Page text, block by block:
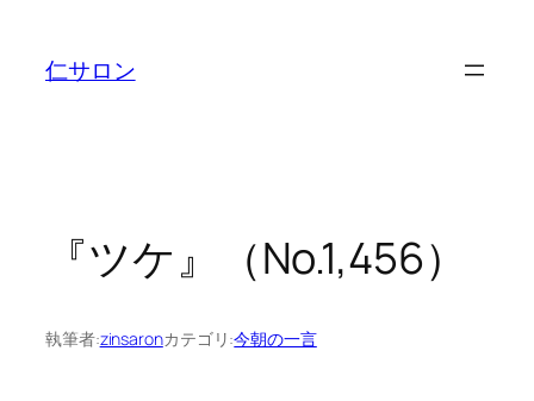
仁サロン
『ツケ』（No.1,456）
執筆者:zinsaronカテゴリ:今朝の一言